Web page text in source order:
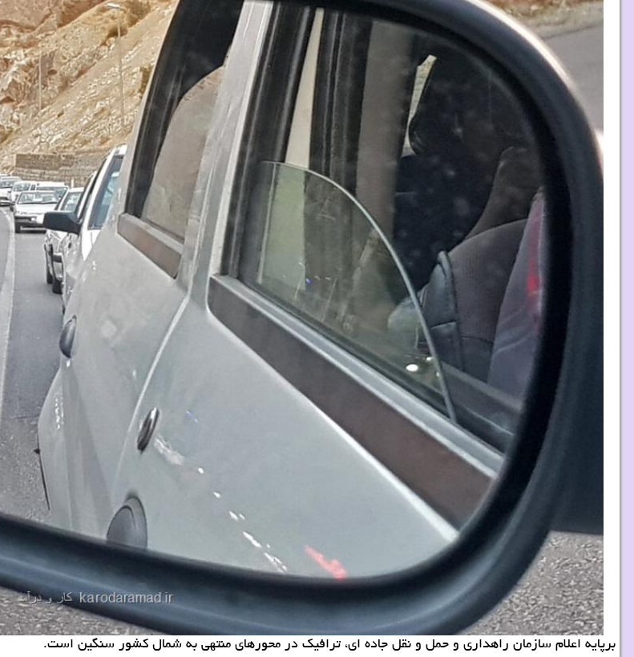
برپایه اعلام سازمان راهداری و حمل و نقل جاده ای، ترافیک در محورهای منتهی به شمال کشور سنگین است.